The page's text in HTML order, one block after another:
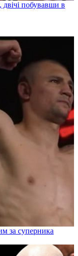
побувавши в
за суперника